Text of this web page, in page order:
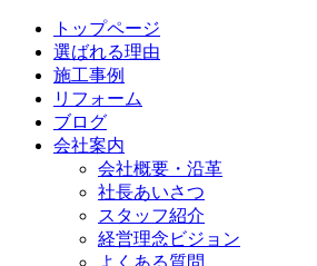
トップページ
選ばれる理由
施工事例
リフォーム
ブログ
会社案内
会社概要・沿革
社長あいさつ
スタッフ紹介
経営理念ビジョン
よくある質問